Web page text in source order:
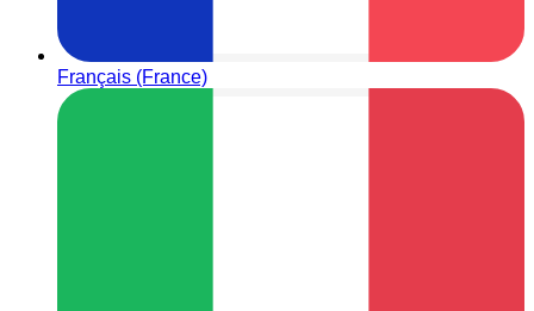
Français (France)